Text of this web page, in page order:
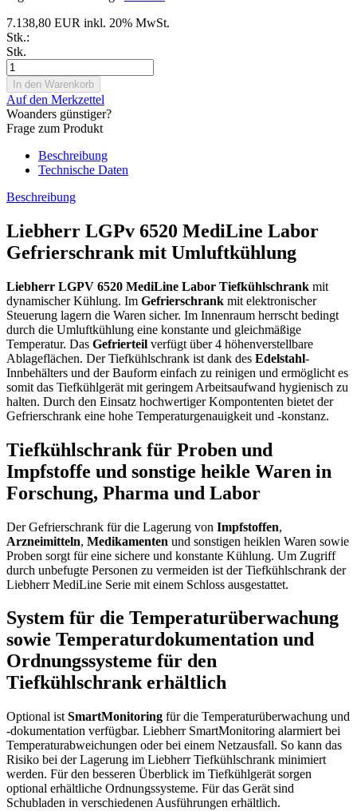
7.138,80 EUR inkl. 20% MwSt.
Stk.:
Stk.
Auf den Merkzettel
Woanders günstiger?
Frage zum Produkt
Beschreibung
Technische Daten
Beschreibung
Liebherr LGPv 6520 MediLine Labor
Gefrierschrank mit Umluftkühlung
Liebherr LGPV 6520 MediLine Labor Tiefkühlschrank mit
dynamischer Kühlung. Im Gefrierschrank mit elektronischer
Steuerung lagern die Waren sicher. Im Innenraum herrscht bedingt
durch die Umluftkühlung eine konstante und gleichmäßige
Temperatur. Das Gefrierteil verfügt über 4 höhenverstellbare
Ablageflächen. Der Tiefkühlschrank ist dank des Edelstahl-
Innbehälters und der Bauform einfach zu reinigen und ermöglicht es
somit das Tiefkühlgerät mit geringem Arbeitsaufwand hygienisch zu
halten. Durch den Einsatz hochwertiger Kompontenten bietet der
Gefrierschrank eine hohe Temperaturgenauigkeit und -konstanz.
Tiefkühlschrank für Proben und
Impfstoffe und sonstige heikle Waren in
Forschung, Pharma und Labor
Der Gefrierschrank für die Lagerung von Impfstoffen,
Arzneimitteln, Medikamenten und sonstigen heiklen Waren sowie
Proben sorgt für eine sichere und konstante Kühlung. Um Zugriff
durch unbefugte Personen zu vermeiden ist der Tiefkühlschrank der
Liebherr MediLine Serie mit einem Schloss ausgestattet.
System für die Temperaturüberwachung
sowie Temperaturdokumentation und
Ordnungssysteme für den
Tiefkühlschrank erhältlich
Optional ist SmartMonitoring für die Temperaturüberwachung und
-dokumentation verfügbar. Liebherr SmartMonitoring alarmiert bei
Temperaturabweichungen oder bei einem Netzausfall. So kann das
Risiko bei der Lagerung im Liebherr Tiefkühlschrank minimiert
werden. Für den besseren Überblick im Tiefkühlgerät sorgen
optional erhältliche Ordnungssysteme. Für das Gerät sind
Schubladen in verschiedenen Ausführungen erhältlich.